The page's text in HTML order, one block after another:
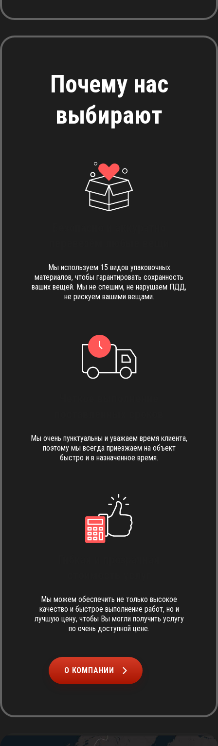
Почему нас
выбирают
Мы используем 15 видов упаковочных
материалов, чтобы гарантировать сохранность
ваших вещей. Мы не спешим, не нарушаем ПДД,
не рискуем вашими вещами.
Мы очень пунктуальны и уважаем время клиента,
поэтому мы всегда приезжаем на объект
быстро и в назначенное время.
Мы можем обеспечить не только высокое
качество и быстрое выполнение работ, но и
лучшую цену, чтобы Вы могли получить услугу
по очень доступной цене.
О КОМПАНИИ